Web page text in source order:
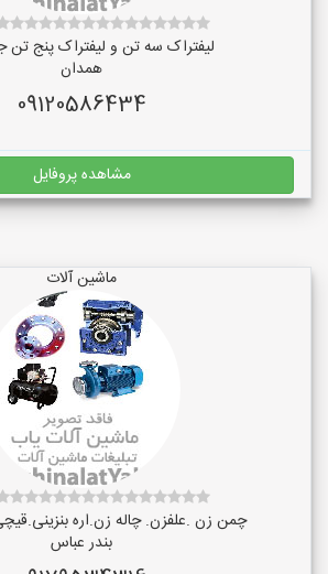
لیفتراک سه تن و لیفتراک پنج
همدان
09120586434
مشاهده پروفایل
ماشین آلات
چمن زن .علفزن. چاله زن.اره
بندر عباس